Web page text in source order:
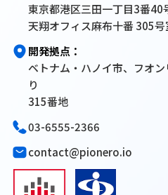
東京都港区三田一丁目3番40
天翔オフィス麻布十番 305号
開発拠点：
ベトナム・ハノイ市、フオ
り
315番地
03-6555-2366
contact@pionero.io